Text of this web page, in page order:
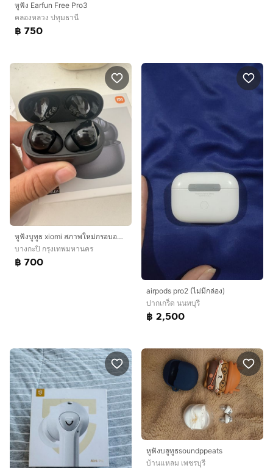
หูฟัง Earfun Free Pro3
คลองหลวง ปทุมธานี
฿ 750
หูฟังบูทูธ xiomi สภาพใหม่กรอบอายุ7วันครบกล่องมีใบเสร็จให้
บางกะปิ กรุงเทพมหานคร
฿ 700
airpods pro2 (ไม่มีกล่อง)
ปากเกร็ด นนทบุรี
฿ 2,500
หูฟังบลูทูธsoundppeats
บ้านแหลม เพชรบุรี